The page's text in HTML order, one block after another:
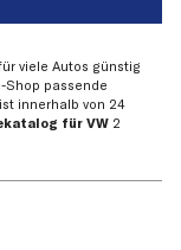
viele Autos günstig
Shop passende
innerhalb von 24
für VW 2